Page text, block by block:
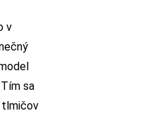
v
sa
tlmičov